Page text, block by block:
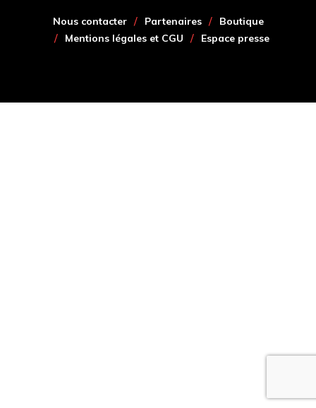
Nous contacter Partenaires
Boutique
Mentions légales et CGU
Espace presse